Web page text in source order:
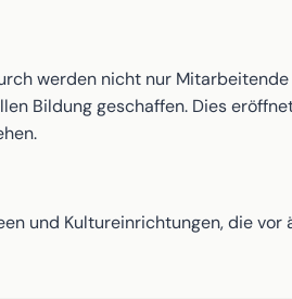
werden nicht nur
Bildung geschaffen. Dies
und Kultureinrichtungen, die vor